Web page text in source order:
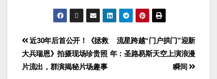
流星跨越“门户拱门”迎新
年：圣路易斯天空上演浪漫
瞬间
近30年后首公开！《拯救
大兵瑞恩》拍摄现场珍贵照
片流出，群演揭秘片场趣事